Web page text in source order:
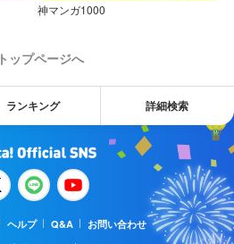
神マンガ1000
トップページへ
ランキング 詳細検索
ヘルプ Q&A
お問い合わせ